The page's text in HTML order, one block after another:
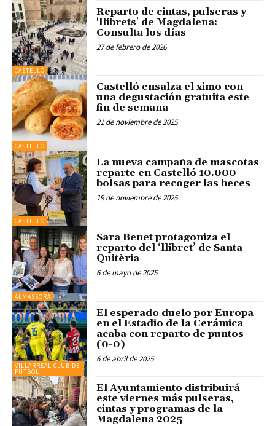
CASTELLÓ
Reparto de cintas, pulseras y
'llibrets' de Magdalena:
Consulta los días
27 de febrero de 2026
CASTELLÓ
Castelló ensalza el ximo con
una degustación gratuita este
fin de semana
21 de noviembre de 2025
CASTELLÓ
La nueva campaña de mascotas
reparte en Castelló 10.000
bolsas para recoger las heces
19 de noviembre de 2025
ALMASSORA
Sara Benet protagoniza el
reparto del ‘llibret’ de Santa
Quitèria
6 de mayo de 2025
VILLARREAL CLUB DE
FÚTBOL
El esperado duelo por Europa
en el Estadio de la Cerámica
acaba con reparto de puntos
(0-0)
6 de abril de 2025
El Ayuntamiento distribuirá
este viernes más pulseras,
cintas y programas de la
Magdalena 2025